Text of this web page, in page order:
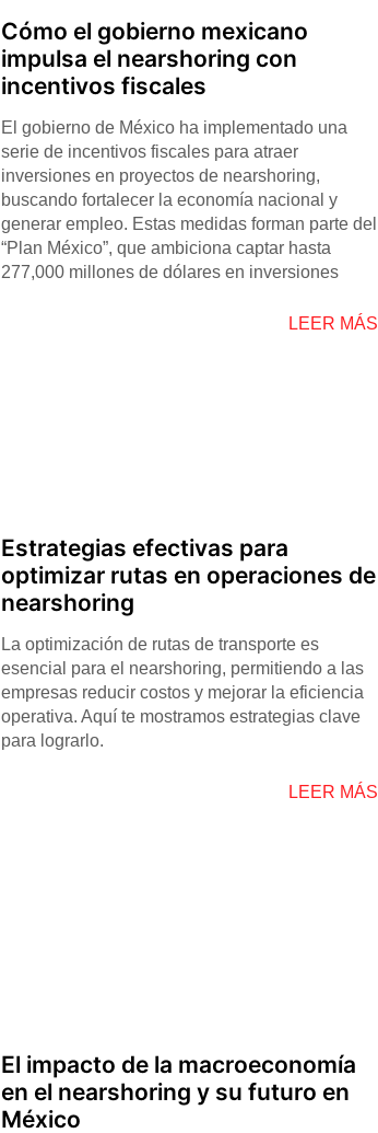
Cómo el gobierno mexicano
impulsa el nearshoring con
incentivos fiscales
El gobierno de México ha implementado una
serie de incentivos fiscales para atraer
inversiones en proyectos de nearshoring,
buscando fortalecer la economía nacional y
generar empleo. Estas medidas forman parte del
“Plan México”, que ambiciona captar hasta
277,000 millones de dólares en inversiones
LEER MÁS
Estrategias efectivas para
optimizar rutas en operaciones de
nearshoring
La optimización de rutas de transporte es
esencial para el nearshoring, permitiendo a las
empresas reducir costos y mejorar la eficiencia
operativa. Aquí te mostramos estrategias clave
para lograrlo.
LEER MÁS
El impacto de la macroeconomía
en el nearshoring y su futuro en
México